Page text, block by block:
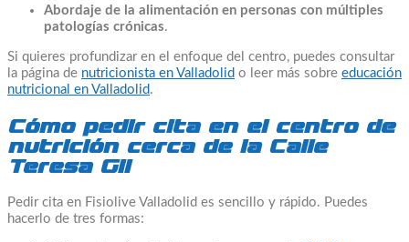
Abordaje de la alimentación en personas con múltiples
patologías crónicas.
Si quieres profundizar en el enfoque del centro, puedes consultar
la página de nutricionista en Valladolid o leer más sobre educación
nutricional en Valladolid .
Cómo pedir cita en el centro de
nutrición cerca de la Calle
Teresa Gil
Pedir cita en Fisiolive Valladolid es sencillo y rápido. Puedes
hacerlo de tres formas: